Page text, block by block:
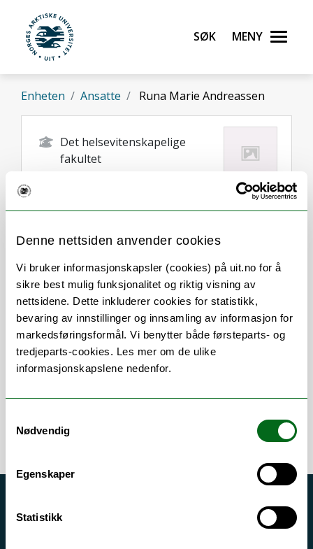
Denne nettsiden anvender cookies
Vi bruker informasjonskapsler (cookies) på uit.no for å
sikre best mulig funksjonalitet og riktig visning av
nettsidene. Dette inkluderer cookies for statistikk,
bevaring av innstillinger og innsamling av informasjon for
markedsføringsformål. Vi benytter både førsteparts- og
tredjeparts-cookies. Les mer om de ulike
informasjonskapslene nedenfor.
Nødvendig
Egenskaper
Statistikk
Gå til hovedinnhold
UiT Norges arktiske universitet
Søk Meny
Enheten Ansatte Runa Marie Andreassen
Det helsevitenskapelige
fakultet
Om
Forskning og undervisning
Publikasjoner